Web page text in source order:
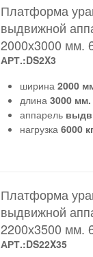
Платформа
выдвижной
2000х3000 мм.
АРТ.:DS2X3
ширина 2000
длина 3000 мм.
аппарель
нагрузка 6000
Платформа
выдвижной
2200х3500 мм.
АРТ.:DS22X35